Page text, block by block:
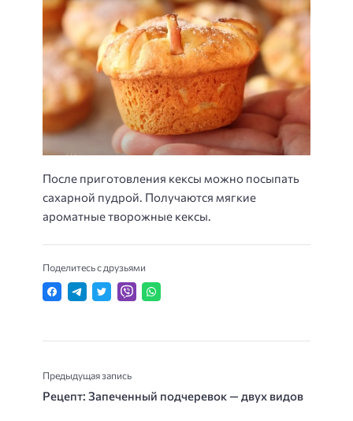
После приготовления кексы можно посыпать
сахарной пудрой. Получаются мягкие
ароматные творожные кексы.
Поделитесь с друзьями
Предыдущая запись
Рецепт: Запеченный подчеревок — двух видов